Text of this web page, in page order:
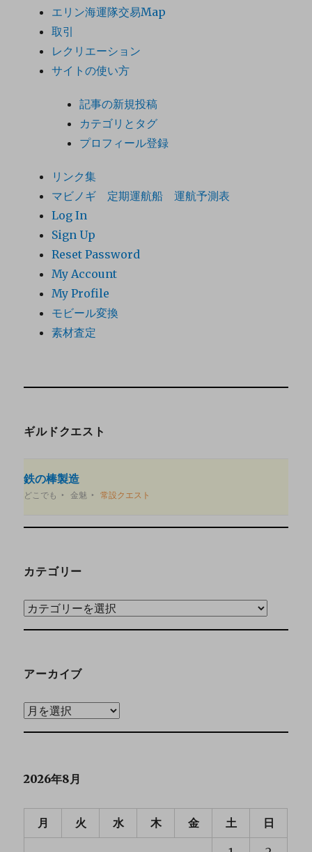
エリン海運隊交易Map
取引
レクリエーション
サイトの使い方
記事の新規投稿
カテゴリとタグ
プロフィール登録
リンク集
マビノギ 定期運航船 運航予測表
Log In
Sign Up
Reset Password
My Account
My Profile
モビール変換
素材査定
ギルドクエスト
鉄の棒製造
どこでも 金魅 常設クエスト
カテゴリー
アーカイブ
2026年8月
月 火 水 木 金 土 日